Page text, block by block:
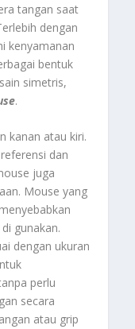
tangan saat
dengan
kenyamanan
bentuk
simetris,
.
kanan atau kiri.
dan
juga
Mouse yang
gunakan.
dengan ukuran
perlu
secara
atau grip